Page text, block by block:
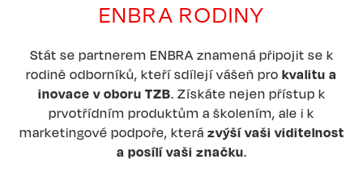
ENBRA RODINY
Stát se partnerem ENBRA znamená připojit se k
rodině odborníků, kteří sdílejí vášeň pro kvalitu a
inovace v oboru TZB. Získáte nejen přístup k
prvotřídním produktům a školením, ale i k
marketingové podpoře, která zvýší vaši viditelnost
a posílí vaši značku.